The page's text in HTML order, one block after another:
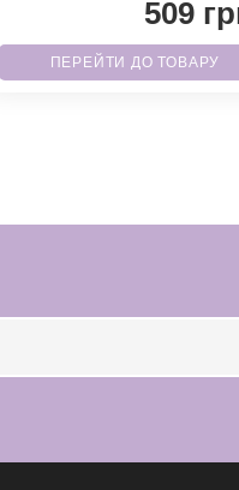
509
ПЕРЕЙТИ ДО ТОВАРУ